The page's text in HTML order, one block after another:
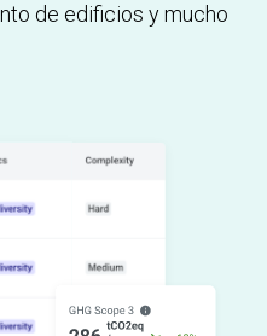
de edificios y mucho